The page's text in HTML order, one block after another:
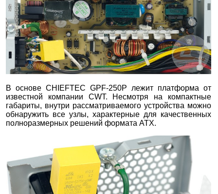
В основе CHIEFTEC GPF-250P лежит платформа от
известной компании CWT. Несмотря на компактные
габариты, внутри рассматриваемого устройства можно
обнаружить все узлы, характерные для качественных
полноразмерных решений формата ATX.